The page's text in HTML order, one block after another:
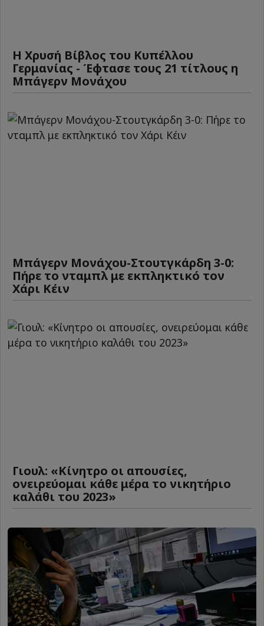
Η Χρυσή Βίβλος του Κυπέλλου
Γερμανίας - Έφτασε τους 21 τίτλους η
Μπάγερν Μονάχου
Μπάγερν Μονάχου-Στουτγκάρδη 3-0:
Πήρε το νταμπλ με εκπληκτικό τον
Χάρι Κέιν
Γιουλ: «Κίνητρο οι απουσίες,
ονειρεύομαι κάθε μέρα το νικητήριο
καλάθι του 2023»